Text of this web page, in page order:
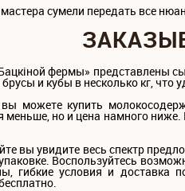
мастера сумели передать все
фермы» представлены
и кубы в несколько кг, что
можете купить
меньше, но и цена намного ниже.
вы увидите весь спектр
Воспользуйтесь
гибкие условия и доставка